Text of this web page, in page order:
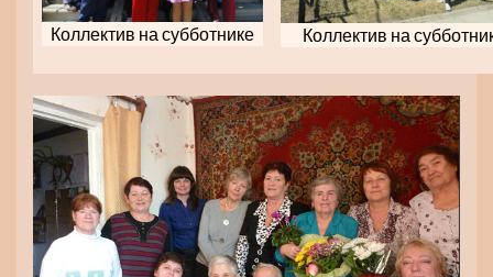
Коллектив на субботнике Коллектив на